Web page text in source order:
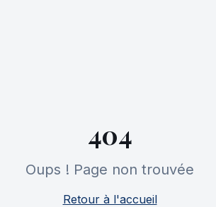
404
Oups ! Page non trouvée
Retour à l'accueil